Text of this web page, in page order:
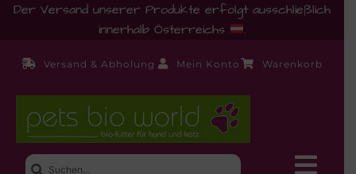
Der Versand unserer Produkte erfolgt ausschließlich
innerhalb Österreichs
.
Versand & Abholung Mein Konto Warenkorb